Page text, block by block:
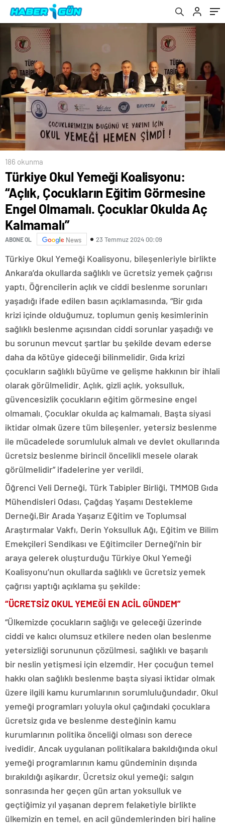
Olmamalı. Çocuklar Okulda Aç Kalmamalı”
186 okunma
Türkiye Okul Yemeği Koalisyonu:
“Açlık, Çocukların Eğitim Görmesine
Engel Olmamalı. Çocuklar Okulda Aç
Kalmamalı”
ABONE OL News 23 Temmuz 2024 00:09
Türkiye Okul Yemeği Koalisyonu, bileşenleriyle birlikte
Ankara’da okullarda sağlıklı ve ücretsiz yemek çağrısı
yaptı. Öğrencilerin açlık ve ciddi beslenme sorunları
yaşadığı ifade edilen basın açıklamasında, “Bir gıda
krizi içinde olduğumuz, toplumun geniş kesimlerinin
sağlıklı beslenme açısından ciddi sorunlar yaşadığı ve
bu sorunun mevcut şartlar bu şekilde devam ederse
daha da kötüye gideceği bilinmelidir. Gıda krizi
çocukların sağlıklı büyüme ve gelişme hakkının bir ihlali
olarak görülmelidir. Açlık, gizli açlık, yoksulluk,
güvencesizlik çocukların eğitim görmesine engel
olmamalı. Çocuklar okulda aç kalmamalı. Başta siyasi
iktidar olmak üzere tüm bileşenler, yetersiz beslenme
ile mücadelede sorumluluk almalı ve devlet okullarında
ücretsiz beslenme birincil öncelikli mesele olarak
görülmelidir” ifadelerine yer verildi.
Öğrenci Veli Derneği, Türk Tabipler Birliği, TMMOB Gıda
Mühendisleri Odası, Çağdaş Yaşamı Destekleme
Derneği,Bir Arada Yaşarız Eğitim ve Toplumsal
Araştırmalar Vakfı, Derin Yoksulluk Ağı, Eğitim ve Bilim
Emekçileri Sendikası ve Eğitimciler Derneği’nin bir
araya gelerek oluşturduğu Türkiye Okul Yemeği
Koalisyonu’nun okullarda sağlıklı ve ücretsiz yemek
çağrısı yaptığı açıklama şu şekilde:
“ÜCRETSİZ OKUL YEMEĞİ EN ACİL GÜNDEM”
“Ülkemizde çocukların sağlığı ve geleceği üzerinde
ciddi ve kalıcı olumsuz etkilere neden olan beslenme
yetersizliği sorununun çözülmesi, sağlıklı ve başarılı
bir neslin yetişmesi için elzemdir. Her çocuğun temel
hakkı olan sağlıklı beslenme başta siyasi iktidar olmak
üzere ilgili kamu kurumlarının sorumluluğundadır. Okul
yemeği programları yoluyla okul çağındaki çocuklara
ücretsiz gıda ve beslenme desteğinin kamu
kurumlarının politika önceliği olması son derece
ivedidir. Ancak uygulanan politikalara bakıldığında okul
yemeği programlarının kamu gündeminin dışında
bırakıldığı aşikardır. Ücretsiz okul yemeği; salgın
sonrasında her geçen gün artan yoksulluk ve
geçtiğimiz yıl yaşanan deprem felaketiyle birlikte
ülkemizin en temel, en acil gündemlerinden biri haline